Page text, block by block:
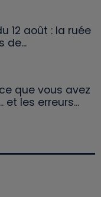
12 août : la ruée
de...
que vous avez
et les erreurs...